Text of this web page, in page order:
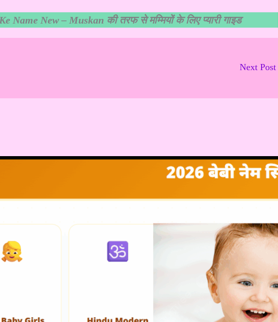
Name New – Muskan की तरफ से मम्मियों के लिए प्यारी गाइड
Next Post